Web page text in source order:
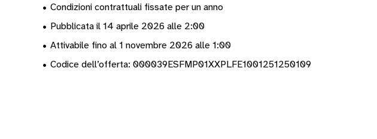
• Condizioni contrattuali fissate per un anno
• Pubblicata il 14 aprile 2026 alle 2:00
• Attivabile fino al 1 novembre 2026 alle 1:00
• Codice dell’offerta: 000039ESFMP01XXPLFE1001251250109